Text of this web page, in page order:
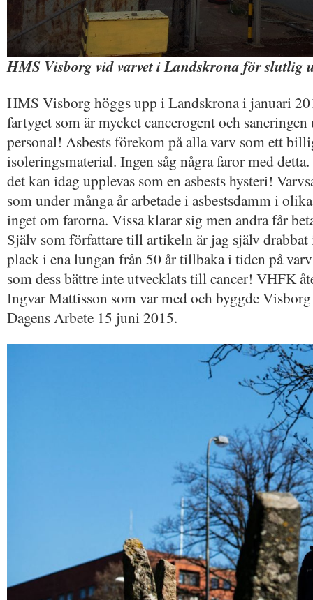
HMS Visborg vid varvet i Landskrona för slutlig
HMS Visborg höggs upp i Landskrona i januari
fartyget som är mycket cancerogent och
personal! Asbests förekom på alla varv som ett
isoleringsmaterial. Ingen såg några faror med
det kan idag upplevas som en asbests hysteri!
som under många år arbetade i asbestsdamm i
inget om farorna. Vissa klarar sig men andra får
Själv som författare till artikeln är jag själv
plack i ena lungan från 50 år tillbaka i tiden på varv
som dess bättre inte utvecklats till cancer! VHFK
Ingvar Mattisson som var med och byggde
Dagens Arbete 15 juni 2015.